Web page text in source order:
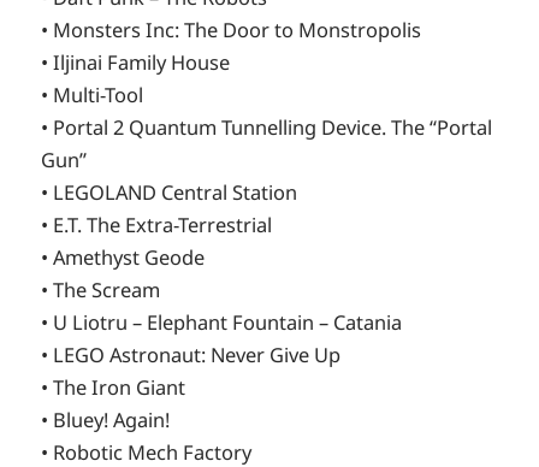
• Monsters Inc: The Door to Monstropolis
• Iljinai Family House
• Multi-Tool
• Portal 2 Quantum Tunnelling Device. The “Portal
Gun”
• LEGOLAND Central Station
• E.T. The Extra-Terrestrial
• Amethyst Geode
• The Scream
• U Liotru – Elephant Fountain – Catania
• LEGO Astronaut: Never Give Up
• The Iron Giant
• Bluey! Again!
• Robotic Mech Factory